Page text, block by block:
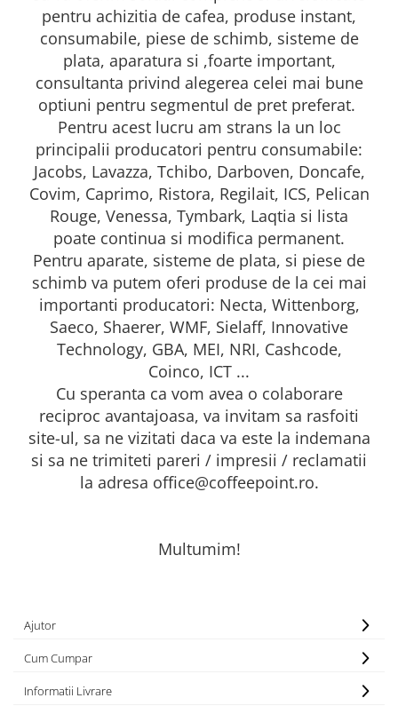
Cafea boabe Vergnano
Cafea boabe Segafredo
Cafea boabe Julius Meinl
Cafea boabe 1kg
Cafea boabe verde
Alte branduri cafea
Cafea de specialitate
Cafea proaspat prajita
Cafea Etiopia
Cafea Columbia
Cafea Brazilia
Cafea Guatemala
Cafea Costa Rica
Cafea Rwanda
Cafea Decofeinizata
Capsule de Cafea
Cafea macinata
Sistem de zahar si paleta
Tastaturi si butoane
pentru achizitia de cafea, produse instant,
consumabile, piese de schimb, sisteme de
plata, aparatura si ,foarte important,
consultanta privind alegerea celei mai bune
optiuni pentru segmentul de pret preferat.
Pentru acest lucru am strans la un loc
principalii producatori pentru consumabile:
Jacobs, Lavazza, Tchibo, Darboven, Doncafe,
Covim, Caprimo, Ristora, Regilait, ICS, Pelican
Rouge, Venessa, Tymbark, Laqtia si lista
poate continua si modifica permanent.
Pentru aparate, sisteme de plata, si piese de
schimb va putem oferi produse de la cei mai
importanti producatori: Necta, Wittenborg,
Saeco, Shaerer, WMF, Sielaff, Innovative
Technology, GBA, MEI, NRI, Cashcode,
Coinco, ICT ...
Cu speranta ca vom avea o colaborare
reciproc avantajoasa, va invitam sa rasfoiti
site-ul, sa ne vizitati daca va este la indemana
si sa ne trimiteti pareri / impresii / reclamatii
la adresa office@coffeepoint.ro.
Multumim!
Ajutor
Cum Cumpar
Informatii Livrare